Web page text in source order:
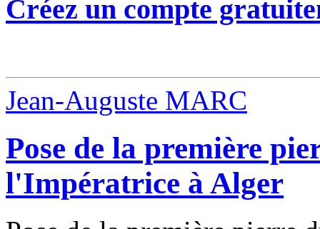
Créez un compte
Jean-Auguste MARC
Pose de la première
l'Impératrice à Alger